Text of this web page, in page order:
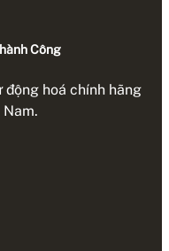
Công
hoá chính hãng